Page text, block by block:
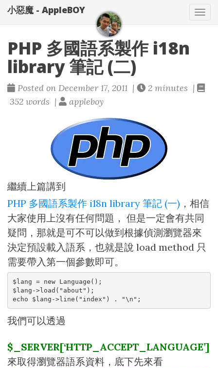
小惡魔 - AppleBOY
PHP 多國語系製作 i18n
library 筆記 (二)
Posted on December 17, 2011 |
2 minutes |
352 words |
appleboy
繼續上篇講到
PHP 多國語系製作 i18n library 筆記 (一) ，相信
大家使用上沒有任何問題， 但是一定會有共同
疑問，那就是可不可以做到根據偵測瀏覽器來
決定預設載入語系，也就是說 load method 只
需要帶入第一個參數即可。
$lang = new Language();
$lang->load("about");
echo $lang->line("index") . "\n";
我們可以透過
$_SERVER[‘HTTP_ACCEPT_LANGUAGE’]
來取得瀏覽器語系資料，底下先來看